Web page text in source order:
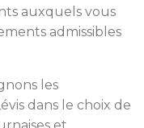
auxquels vous
admissibles
les
dans le choix de